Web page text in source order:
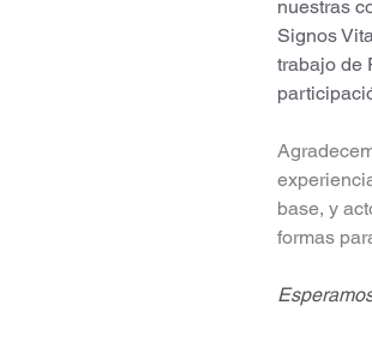
nuestras
Signos
trabajo de
base, y
formas